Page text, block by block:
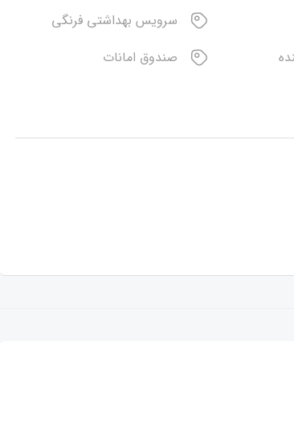
سرویس بهداشتی فرنگی
صندوق امانات